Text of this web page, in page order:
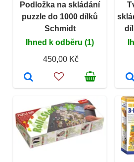
Podložka na skládání
puzzle do 1000 dílků
Schmidt
Ihned k odběru (1)
450,00 Kč